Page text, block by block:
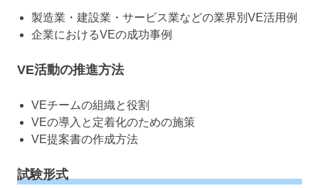
製造業・建設業・サービス業などの業界別VE活用例
企業におけるVEの成功事例
VE活動の推進方法
VEチームの組織と役割
VEの導入と定着化のための施策
VE提案書の作成方法
試験形式